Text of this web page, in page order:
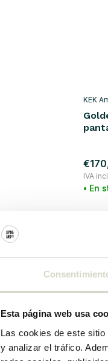
Esta página web usa
Las cookies de este
y analizar el tráfico.
KEK
IVA
• En